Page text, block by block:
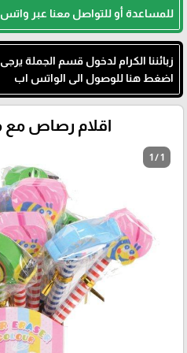
للمساعدة أو للتواصل معنا عبر
زبائننا الكرام لدخول قسم الجملة
اضغط هنا للوصول الى الواتس اب
اقلام رصاص مع
1 / 1